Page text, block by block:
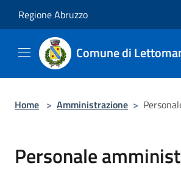
Regione Abruzzo
Comune di
Home > Amministrazione >
Personale